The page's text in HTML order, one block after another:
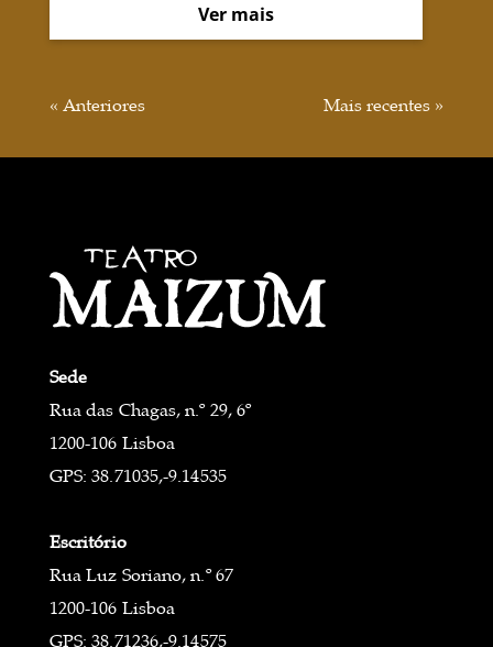
Ver mais
« Anteriores Mais recentes »
Sede
Rua das Chagas, n.º 29, 6º
1200-106 Lisboa
GPS: 38.71035,-9.14535
Escritório
Rua Luz Soriano, n.º 67
1200-106 Lisboa
GPS: 38.71236,-9.14575